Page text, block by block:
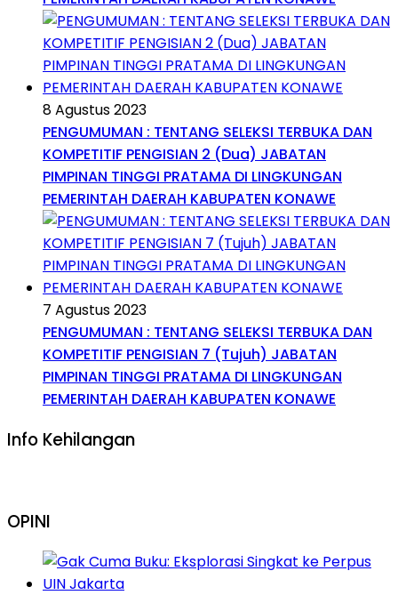
8 Agustus 2023
PENGUMUMAN : TENTANG SELEKSI TERBUKA DAN
KOMPETITIF PENGISIAN 2 (Dua) JABATAN
PIMPINAN TINGGI PRATAMA DI LINGKUNGAN
PEMERINTAH DAERAH KABUPATEN KONAWE
7 Agustus 2023
PENGUMUMAN : TENTANG SELEKSI TERBUKA DAN
KOMPETITIF PENGISIAN 7 (Tujuh) JABATAN
PIMPINAN TINGGI PRATAMA DI LINGKUNGAN
PEMERINTAH DAERAH KABUPATEN KONAWE
Info Kehilangan
OPINI